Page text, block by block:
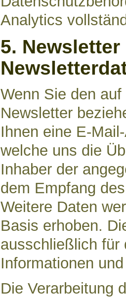
Analytics
5. Newsletter
Wenn Sie den
Newsletter
Ihnen eine E-
welche uns die
Inhaber der
dem Empfang
Weitere Daten
Basis erhoben.
ausschließlich für
Informationen
Die Verarbeitung